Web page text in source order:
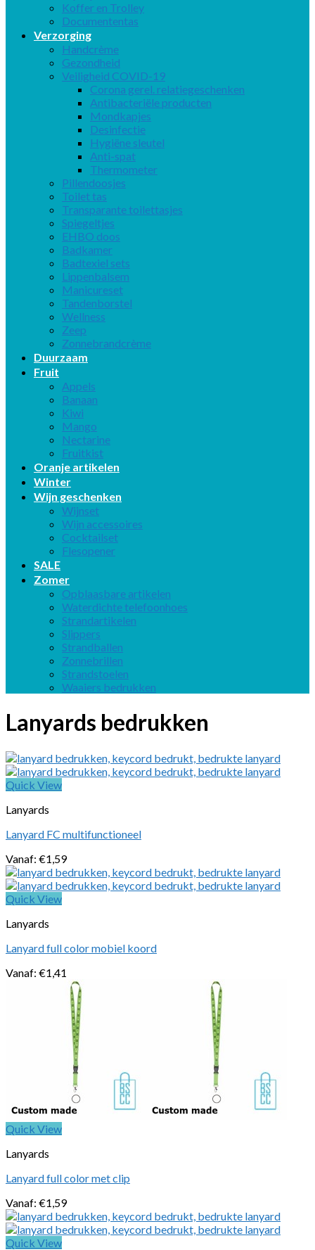
Koffer en Trolley
Documententas
Verzorging
Handcrème
Gezondheid
Veiligheid COVID-19
Corona gerel. relatiegeschenken
Antibacteriële producten
Mondkapjes
Desinfectie
Hygiëne sleutel
Anti-spat
Thermometer
Pillendoosjes
Toilet tas
Transparante toilettasjes
Spiegeltjes
EHBO doos
Badkamer
Badtexiel sets
Lippenbalsem
Manicureset
Tandenborstel
Wellness
Zeep
Zonnebrandcrème
Duurzaam
Fruit
Appels
Banaan
Kiwi
Mango
Nectarine
Fruitkist
Oranje artikelen
Winter
Wijn geschenken
Wijnset
Wijn accessoires
Cocktailset
Flesopener
SALE
Zomer
Opblaasbare artikelen
Waterdichte telefoonhoes
Strandartikelen
Slippers
Strandballen
Zonnebrillen
Strandstoelen
Waaiers bedrukken
Lanyards bedrukken
Quick View
Lanyards
Lanyard FC multifunctioneel
Vanaf: €1,59
Quick View
Lanyards
Lanyard full color mobiel koord
Vanaf: €1,41
Quick View
Lanyards
Lanyard full color met clip
Vanaf: €1,59
Quick View